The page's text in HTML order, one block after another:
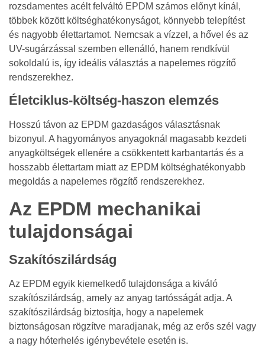
rozsdamentes acélt felváltó EPDM számos előnyt kínál,
többek között költséghatékonyságot, könnyebb telepítést
és nagyobb élettartamot. Nemcsak a vízzel, a hővel és az
UV-sugárzással szemben ellenálló, hanem rendkívül
sokoldalú is, így ideális választás a napelemes rögzítő
rendszerekhez.
Életciklus-költség-haszon elemzés
Hosszú távon az EPDM gazdaságos választásnak
bizonyul. A hagyományos anyagoknál magasabb kezdeti
anyagköltségek ellenére a csökkentett karbantartás és a
hosszabb élettartam miatt az EPDM költséghatékonyabb
megoldás a napelemes rögzítő rendszerekhez.
Az EPDM mechanikai
tulajdonságai
Szakítószilárdság
Az EPDM egyik kiemelkedő tulajdonsága a kiváló
szakítószilárdság, amely az anyag tartósságát adja. A
szakítószilárdság biztosítja, hogy a napelemek
biztonságosan rögzítve maradjanak, még az erős szél vagy
a nagy hóterhelés igénybevétele esetén is.